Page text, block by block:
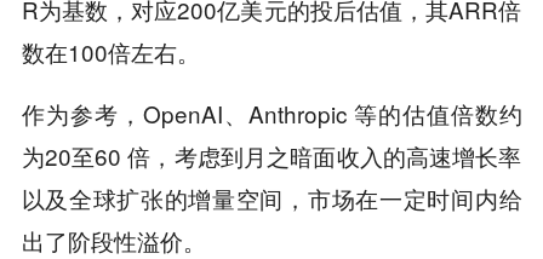
R为基数，对应200亿美元的投后估值，其ARR倍
数在100倍左右。
作为参考，OpenAI、Anthropic 等的估值倍数约
为‌20至60 倍‌，考虑到月之暗面收入的高速增长率
以及全球扩张的增量空间，市场在一定时间内给
出了阶段性溢价。